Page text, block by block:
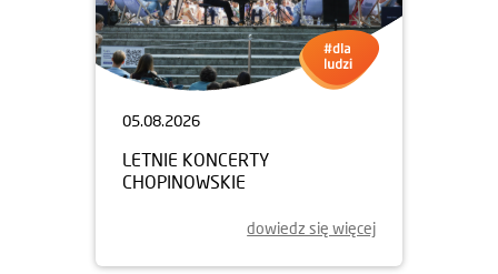
05.08.2026
LETNIE KONCERTY
CHOPINOWSKIE
dowiedz się więcej